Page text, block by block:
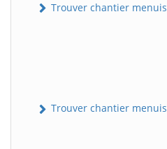
Trouver chantier
Trouver chantier